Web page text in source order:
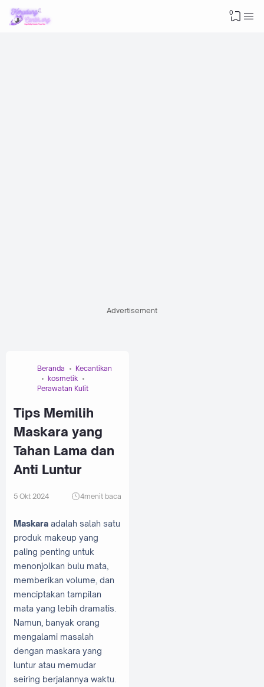
0
Advertisement
Beranda
Kecantikan
kosmetik
Perawatan Kulit
Tips Memilih
Maskara yang
Tahan Lama dan
Anti Luntur
5 Okt 2024 4menit baca
Maskara adalah salah satu
produk makeup yang
paling penting untuk
menonjolkan bulu mata,
memberikan volume, dan
menciptakan tampilan
mata yang lebih dramatis.
Namun, banyak orang
mengalami masalah
dengan maskara yang
luntur atau memudar
seiring berjalannya waktu.